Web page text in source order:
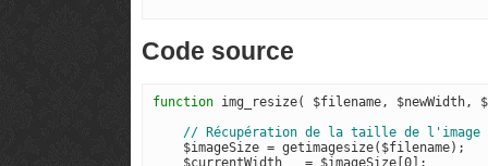
Code source
function img_resize( $filename, $newWidth,
    $imageSize = getimagesize($filename);
    $currentWidth   = $imageSize[0];